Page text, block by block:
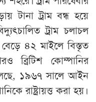
টানা ট্রাম বন্ধ হয়ে
ট্রাম চলাচল
৪২ মাইলে বিস্তৃত
ব্রিটিশ কোম্পানির
১৯৬৭ সালে আইন
রাষ্ট্রায়ত্ত করা হয়।